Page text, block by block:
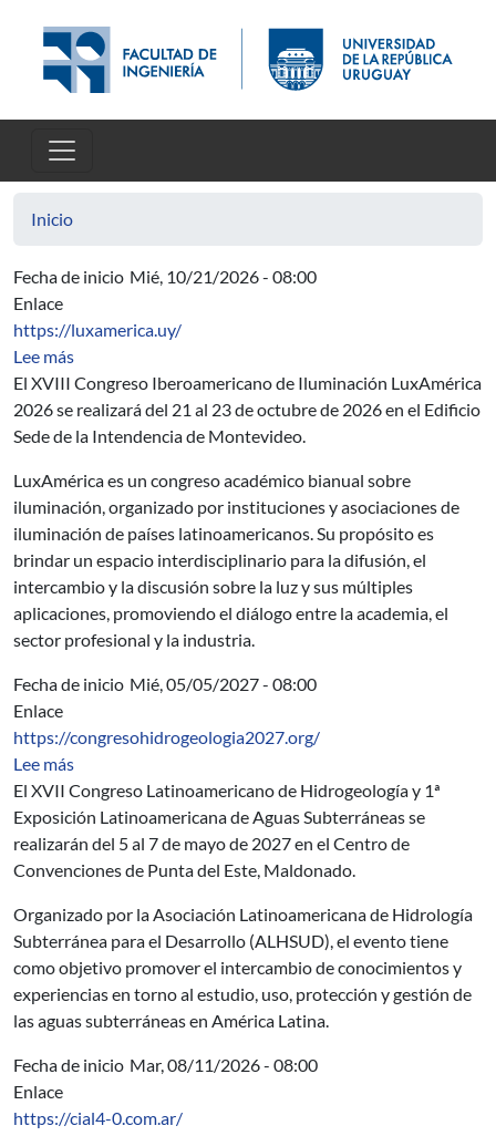
Inicio
Fecha de inicio Mié, 10/21/2026 - 08:00
Enlace
https://luxamerica.uy/
Lee mássobre XVIII Congreso Iberoamericano de Iluminación
El XVIII Congreso Iberoamericano de Iluminación LuxAmérica
2026 se realizará del 21 al 23 de octubre de 2026 en el Edificio
Sede de la Intendencia de Montevideo.
LuxAmérica es un congreso académico bianual sobre
iluminación, organizado por instituciones y asociaciones de
iluminación de países latinoamericanos. Su propósito es
brindar un espacio interdisciplinario para la difusión, el
intercambio y la discusión sobre la luz y sus múltiples
aplicaciones, promoviendo el diálogo entre la academia, el
sector profesional y la industria.
Fecha de inicio Mié, 05/05/2027 - 08:00
Enlace
https://congresohidrogeologia2027.org/
Lee mássobre XVII Congreso Latinoamericano de
El XVII Congreso Latinoamericano de Hidrogeología y 1ª
Exposición Latinoamericana de Aguas Subterráneas se
realizarán del 5 al 7 de mayo de 2027 en el Centro de
Convenciones de Punta del Este, Maldonado.
Organizado por la Asociación Latinoamericana de Hidrología
Subterránea para el Desarrollo (ALHSUD), el evento tiene
como objetivo promover el intercambio de conocimientos y
experiencias en torno al estudio, uso, protección y gestión de
las aguas subterráneas en América Latina.
Fecha de inicio Mar, 08/11/2026 - 08:00
Enlace
https://cial4-0.com.ar/